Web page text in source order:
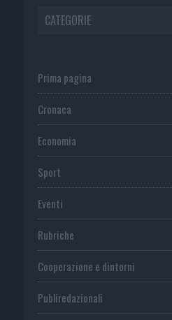
CATEGORIE
Prima pagina
Cronaca
Economia
Sport
Eventi
Rubriche
Cooperazione e dintorni
Publiredazionali